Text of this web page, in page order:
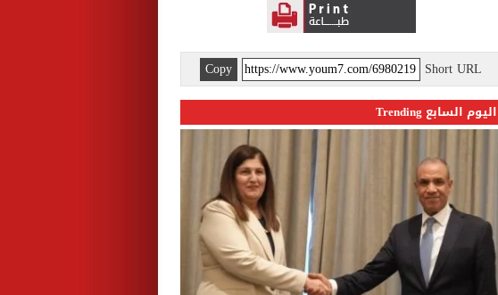
Short URL
Copy
اليوم السابع Trending